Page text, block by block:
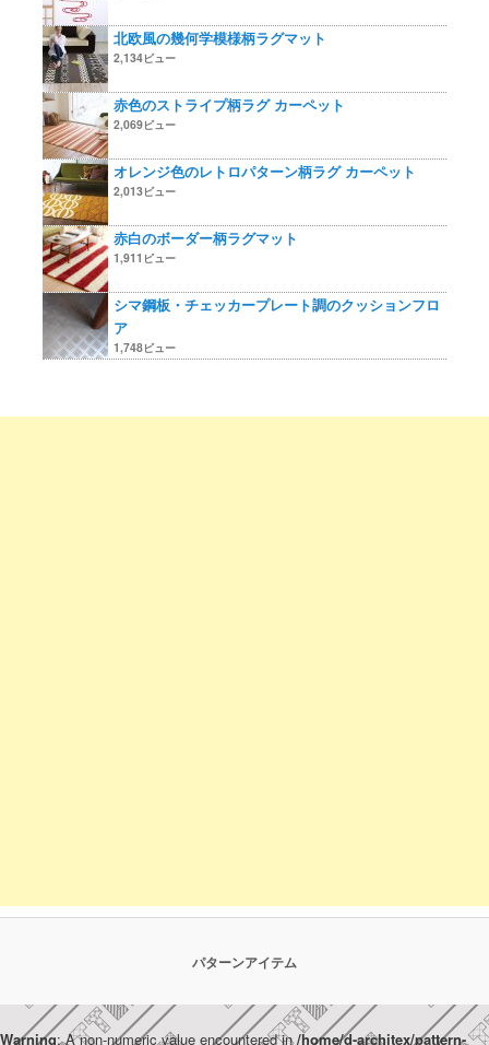
北欧風の幾何学模様柄ラグマット
2,134ビュー
赤色のストライプ柄ラグ カーペット
2,069ビュー
オレンジ色のレトロパターン柄ラグ カーペット
2,013ビュー
赤白のボーダー柄ラグマット
1,911ビュー
シマ鋼板・チェッカープレート調のクッションフロ
ア
1,748ビュー
パターンアイテム
Warning: A non-numeric value encountered in/home/d-architex/pattern-